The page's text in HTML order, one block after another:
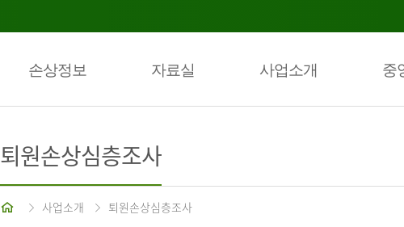
손상정보 자료실 사업소개 중
퇴원손상심층조사
홈 사업소개 퇴원손상심층조사